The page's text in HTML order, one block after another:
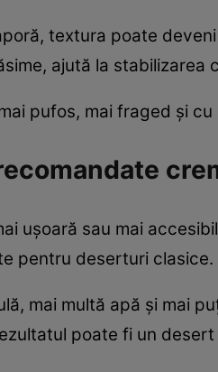
textura poate
ajută la stabilizarea
pufos, mai fraged și
ușoară sau mai
pentru deserturi clasice.
mai multă apă și mai
poate fi un